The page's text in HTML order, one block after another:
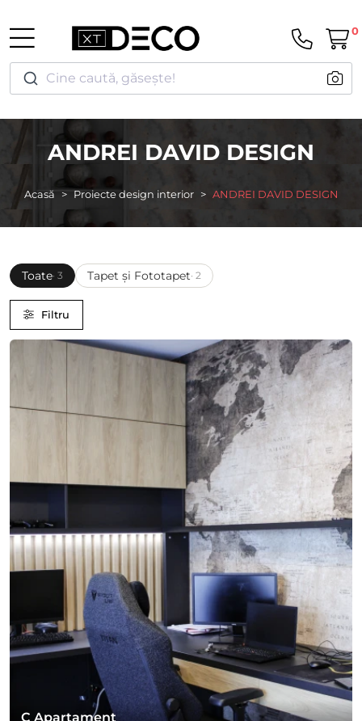
Cine caută, găsește!
0
ANDREI DAVID DESIGN
Acasă Proiecte design interior ANDREI DAVID DESIGN
Toate· 3 Tapet și Fototapet· 2
Filtru
C Apartament